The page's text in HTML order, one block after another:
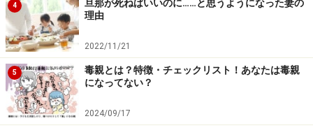
が、うまくいくことが多いといわれています。ではその
匙加減はどのようなことを目安に考えればよいのでしょ
うか。
子どもへの愛情3つの分類
4
旦那が死ねばいいのに……と思うようになった妻の
理由
2022/11/21
5
毒親とは？特徴・チェックリスト！あなたは毒親
になってない？
2024/09/17